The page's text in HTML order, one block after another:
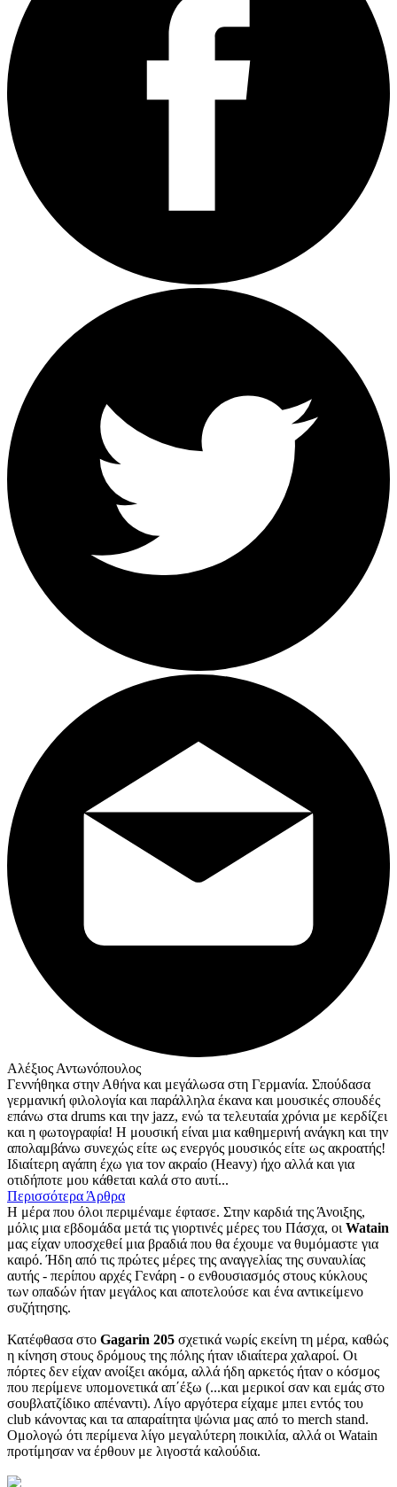
Αλέξιος Αντωνόπουλος
Γεννήθηκα στην Αθήνα και μεγάλωσα στη Γερμανία. Σπούδασα
γερμανική φιλολογία και παράλληλα έκανα και μουσικές σπουδές
επάνω στα drums και την jazz, ενώ τα τελευταία χρόνια με κερδίζει
και η φωτογραφία! Η μουσική είναι μια καθημερινή ανάγκη και την
απολαμβάνω συνεχώς είτε ως ενεργός μουσικός είτε ως ακροατής!
Ιδιαίτερη αγάπη έχω για τον ακραίο (Heavy) ήχο αλλά και για
οτιδήποτε μου κάθεται καλά στο αυτί...
Περισσότερα Άρθρα
Η μέρα που όλοι περιμέναμε έφτασε. Στην καρδιά της Άνοιξης,
μόλις μια εβδομάδα μετά τις γιορτινές μέρες του Πάσχα, οι Watain
μας είχαν υποσχεθεί μια βραδιά που θα έχουμε να θυμόμαστε για
καιρό. Ήδη από τις πρώτες μέρες της αναγγελίας της συναυλίας
αυτής - περίπου αρχές Γενάρη - ο ενθουσιασμός στους κύκλους
των οπαδών ήταν μεγάλος και αποτελούσε και ένα αντικείμενο
συζήτησης.
Κατέφθασα στο Gagarin 205 σχετικά νωρίς εκείνη τη μέρα, καθώς
η κίνηση στους δρόμους της πόλης ήταν ιδιαίτερα χαλαροί. Οι
πόρτες δεν είχαν ανοίξει ακόμα, αλλά ήδη αρκετός ήταν ο κόσμος
που περίμενε υπομονετικά απ΄έξω (...και μερικοί σαν και εμάς στο
σουβλατζίδικο απέναντι). Λίγο αργότερα είχαμε μπει εντός του
club κάνοντας και τα απαραίτητα ψώνια μας από το merch stand.
Ομολογώ ότι περίμενα λίγο μεγαλύτερη ποικιλία, αλλά οι Watain
προτίμησαν να έρθουν με λιγοστά καλούδια.